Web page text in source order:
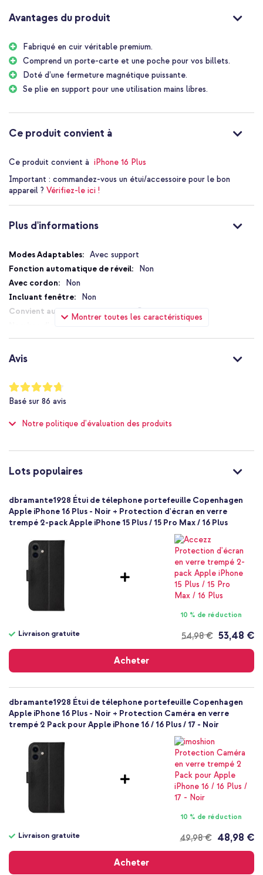
La housse se pose en deux temps trois mouvements comme
support pratique afin de profiter de films ou de séries en ayant les
Avantages du produit
Fabriqué en cuir véritable premium.
Comprend un porte-carte et une poche pour vos billets.
Doté d’une fermeture magnétique puissante.
Se plie en support pour une utilisation mains libres.
Ce produit convient à
Ce produit convient à iPhone 16 Plus
Important : commandez-vous un étui/accessoire pour le bon
appareil ? Vérifiez-le ici !
Plus d'informations
Montrer toutes les caractéristiques
Plus
d'informations
Avec support
Non
Non
Non
Oui
Fermeture magnétique
Pas de protection supplémentaire
Non
dbramante1928
CO67GTBL6202
Cuir véritable
Smartphone
Protection intégrale
Avis
Notation:
94
%
of
Basé sur 86 avis
Notre politique d'évaluation des produits
Lots populaires
dbramante1928 Étui de télephone portefeuille Copenhagen
Apple iPhone 16 Plus - Noir + Protection d'écran en verre
trempé 2-pack Apple iPhone 15 Plus / 15 Pro Max / 16 Plus
10 % de réduction
54,98 €
Livraison gratuite 53,48 €
Acheter
gratuite
dbramante1928 Étui de télephone portefeuille Copenhagen
Apple iPhone 16 Plus - Noir + Protection Caméra en verre
trempé 2 Pack pour Apple iPhone 16 / 16 Plus / 17 - Noir
10 % de réduction
49,98 €
Livraison gratuite 48,98 €
Acheter
gratuite